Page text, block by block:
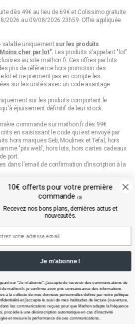
dès 49€ au lieu de 69€ et Colissimo gratuite
2026 au 09/08/2026 23h59. Offre appliquée
valable uniquement sur les produits
Moins cher par lot". Les produits s'appelant "lot"
au site mathon.fr. Ces offres par lots
prix de référence hors promotion des
kit et ne prennent pas en compte les
sur les unités avec un code avantage.
sur les produits comportant le
épuisement définitif de leur stock.
commande sur mathon.fr dès 99€
en saisissant le code qui est envoyé par
hors marques Seb, Moulinex et Tefal, hors
"prix web", hors lots, hors cartes cadeaux
port.
dans l’email de confirmation d’inscription à la
sur les produits comportant le
indiqués "prix web" sont des offres
non applicable en magasin ou en catalogue.
(fédération du e-commerce et de la vente à
10€ offerts pour votre première
commande (3)
Recevez nos bons plans, dernières actus et
nouveautés.
Je m'abonne !
sur "Je m'abonne", j'accepte de recevoir des communications de
demathon.fr, je confirme avoir pris connaissance des informations
à la collecte de mes données personnelles définie par notre politique
et j’accepte le suivi de mes habitudes de lecture (ouverture,
les communications reçues pour que Mathon adapte la fréquence
procède à une désinscription automatique en cas d'inactivité
et mesure la performance de ses communications.​